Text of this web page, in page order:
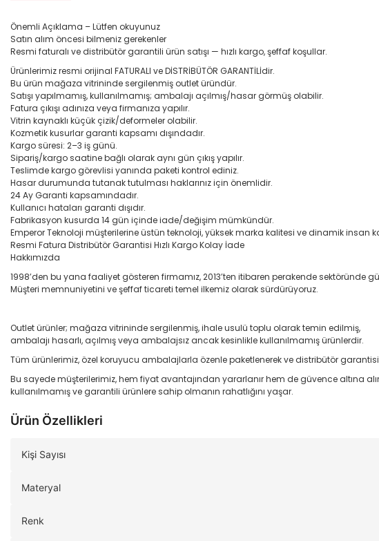
Önemli Açıklama – Lütfen okuyunuz
Satın alım öncesi bilmeniz gerekenler
Resmi faturalı ve distribütör garantili ürün satışı — hızlı kargo, şeffaf koşullar.
Ürünlerimiz resmi orijinal FATURALI ve DİSTRİBÜTÖR GARANTİLİdir.
Bu ürün mağaza vitrininde sergilenmiş outlet üründür.
Satışı yapılmamış, kullanılmamış; ambalajı açılmış/hasar görmüş olabilir.
Fatura çıkışı adınıza veya firmanıza yapılır.
Vitrin kaynaklı küçük çizik/deformeler olabilir.
Kozmetik kusurlar garanti kapsamı dışındadır.
Kargo süresi: 2–3 iş günü.
Sipariş/kargo saatine bağlı olarak aynı gün çıkış yapılır.
Teslimde kargo görevlisi yanında paketi kontrol ediniz.
Hasar durumunda tutanak tutulması haklarınız için önemlidir.
24 Ay Garanti kapsamındadır.
Kullanıcı hataları garanti dışıdır.
Fabrikasyon kusurda 14 gün içinde iade/değişim mümkündür.
Emperor Teknoloji müşterilerine üstün teknoloji, yüksek marka kalitesi ve dinamik insan
Resmi Fatura Distribütör Garantisi Hızlı Kargo Kolay İade
Hakkımızda
1998’den bu yana faaliyet gösteren firmamız, 2013’ten itibaren perakende
Müşteri memnuniyetini ve şeffaf ticareti temel ilkemiz olarak sürdürüyoruz.
Outlet ürünler; mağaza vitrininde sergilenmiş, ihale usulü toplu olarak temin edilmiş,
ambalajı hasarlı, açılmış veya ambalajsız ancak kesinlikle kullanılmamış ürünlerdir.
Tüm ürünlerimiz, özel koruyucu ambalajlarla özenle paketlenerek ve distribütör
Bu sayede müşterilerimiz, hem fiyat avantajından yararlanır hem de güvence altına
kullanılmamış ve garantili ürünlere sahip olmanın rahatlığını yaşar.
Ürün Özellikleri
Kişi Sayısı
Materyal
Renk